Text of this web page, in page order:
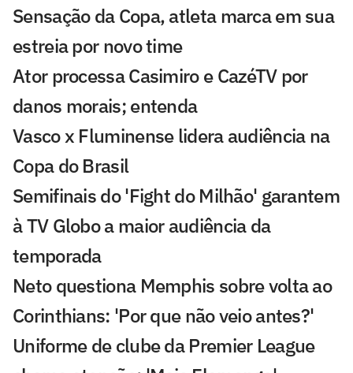
Sensação da Copa, atleta marca em sua
estreia por novo time
Ator processa Casimiro e CazéTV por
danos morais; entenda
Vasco x Fluminense lidera audiência na
Copa do Brasil
Semifinais do 'Fight do Milhão' garantem
à TV Globo a maior audiência da
temporada
Neto questiona Memphis sobre volta ao
Corinthians: 'Por que não veio antes?'
Uniforme de clube da Premier League